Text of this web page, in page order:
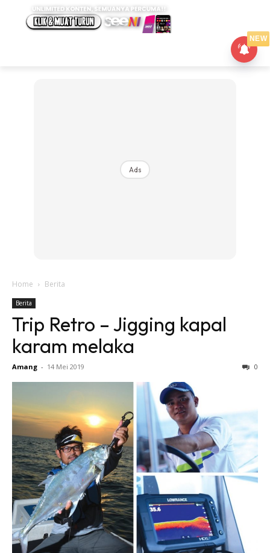
Ads
Home Berita
Berita
Trip Retro – Jigging kapal
karam melaka
Amang - 14 Mei 2019 0
NEW